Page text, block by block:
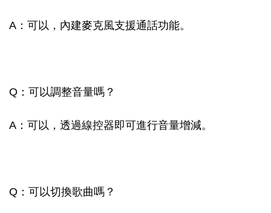
A：可以，內建麥克風支援通話功能。
Q：可以調整音量嗎？
A：可以，透過線控器即可進行音量增減。
Q：可以切換歌曲嗎？